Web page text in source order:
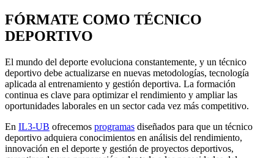
FÓRMATE COMO TÉCNICO
DEPORTIVO
El mundo del deporte evoluciona constantemente, y un técnico
deportivo debe actualizarse en nuevas metodologías, tecnología
aplicada al entrenamiento y gestión deportiva. La formación
continua es clave para optimizar el rendimiento y ampliar las
oportunidades laborales en un sector cada vez más competitivo.
En IL3-UB ofrecemos programas diseñados para que un técnico
deportivo adquiera conocimientos en análisis del rendimiento,
innovación en el deporte y gestión de proyectos deportivos,